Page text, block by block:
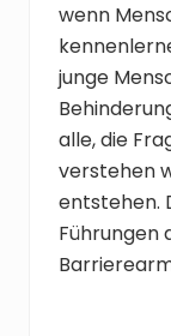
wenn
junge
alle, die
verstehen
entstehen.
Führungen